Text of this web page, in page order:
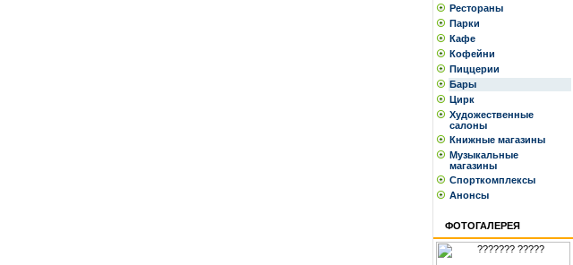
Рестораны
Парки
Кафе
Кофейни
Пиццерии
Бары
Цирк
Художественные
салоны
Книжные магазины
Музыкальные
магазины
Спорткомплексы
Анонсы
ФОТОГАЛЕРЕЯ